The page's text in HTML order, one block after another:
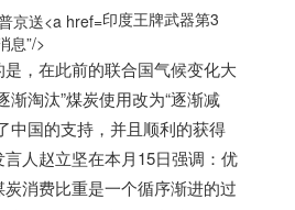
印度王牌武器第3
息”/>
，在此前的联合国气候变化大
渐淘汰”煤炭使用改为“逐渐减
中国的支持，并且顺利的获得
人赵立坚在本月15日强调：优
消费比重是一个循序渐进的过